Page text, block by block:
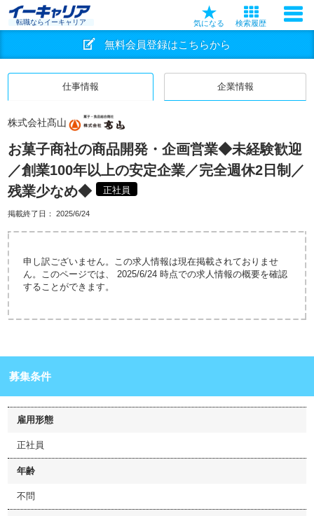
転職ならイーキャリア 気になる 検索履歴
無料会員登録はこちらから
仕事情報 企業情報
株式会社髙山
お菓子商社の商品開発・企画営業◆未経験歓迎
／創業100年以上の安定企業／完全週休2日制／
残業少なめ◆
正社員
掲載終了日： 2025/6/24
申し訳ございません。この求人情報は現在掲載されておりませ
ん。このページでは、 2025/6/24 時点での求人情報の概要を確認
することができます。
募集条件
雇用形態
正社員
年齢
不問